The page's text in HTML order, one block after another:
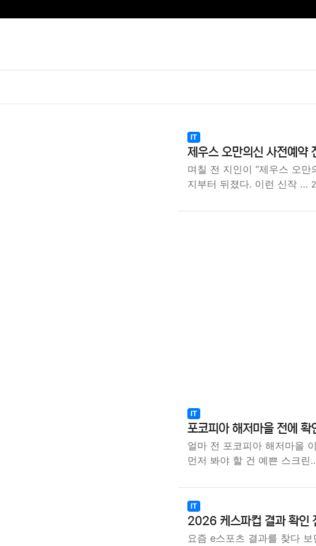
IT
제우스 오만의신 사전예약
며칠 전 지인이 “제우스 오
지부터 뒤졌다. 이런 신작 …
IT
포코피아 해저마을 전에
얼마 전 포코피아 해저마을
먼저 봐야 할 건 예쁜 스크린
IT
2026 케스파컵 결과 확인
요즘 e스포츠 결과를 찾다